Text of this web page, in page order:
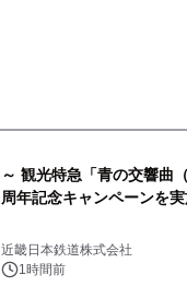
～ 観光特急「青の交響曲
周年記念キャンペーンを実
近畿日本鉄道株式会社
1時間前